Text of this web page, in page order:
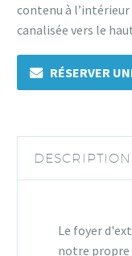
contenu à
canalisée vers le
RÉSERVER
DESCRIPTION
Le foyer
notre propre